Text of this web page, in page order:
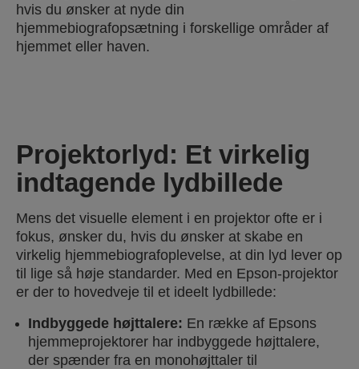
hvis du ønsker at nyde din
hjemmebiografopsætning i forskellige områder af
hjemmet eller haven.
Projektorlyd: Et virkelig
indtagende lydbillede
Mens det visuelle element i en projektor ofte er i
fokus, ønsker du, hvis du ønsker at skabe en
virkelig hjemmebiografoplevelse, at din lyd lever op
til lige så høje standarder. Med en Epson-projektor
er der to hovedveje til et ideelt lydbillede:
Indbyggede højttalere: En række af Epsons
hjemmeprojektorer har indbyggede højttalere,
der spænder fra en monohøjttaler til